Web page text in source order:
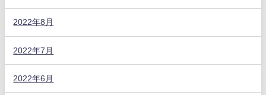
2022年8月
2022年7月
2022年6月